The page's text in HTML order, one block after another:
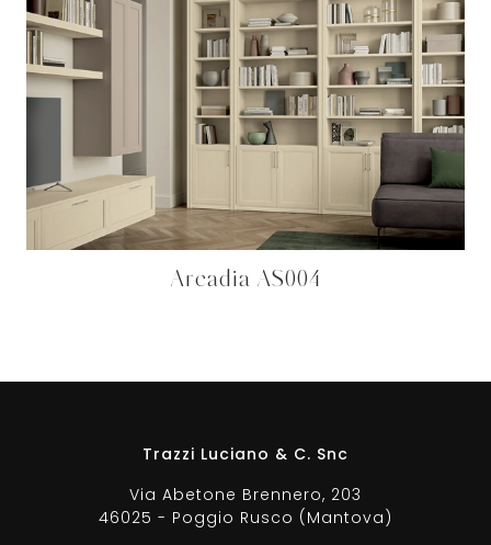
Arcadia AS004
Trazzi Luciano & C. Snc
Via Abetone Brennero, 203
46025 - Poggio Rusco (Mantova)